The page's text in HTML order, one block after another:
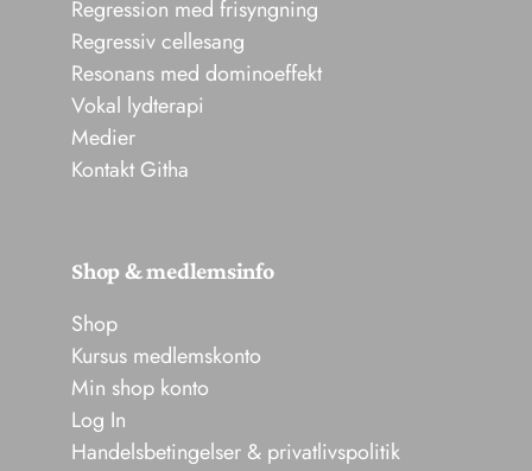
Regression med frisyngning
Regressiv cellesang
Resonans med dominoeffekt
Vokal lydterapi
Medier
Kontakt Githa
Shop & medlemsinfo
Shop
Kursus medlemskonto
Min shop konto
Log In
Handelsbetingelser & privatlivspolitik